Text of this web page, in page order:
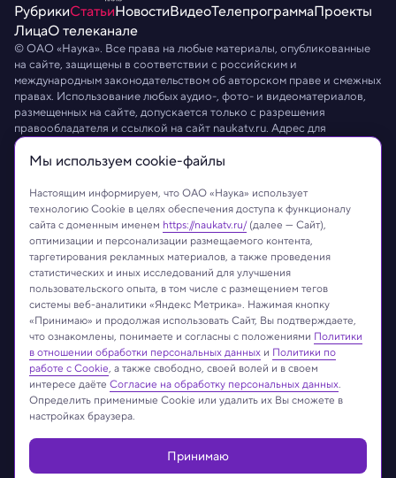
РубрикиСтатьиНовостиВидеоТелепрограммаПроекты
ЛицаО телеканале
© ОАО «Наука». Все права на любые материалы, опубликованные
на сайте, защищены в соответствии с российским и
международным законодательством об авторском праве и смежных
правах. Использование любых аудио-, фото- и видеоматериалов,
размещенных на сайте, допускается только с разрешения
правообладателя и ссылкой на сайт naukatv.ru. Адрес для
направления юридически значимых сообщений:
Обработка персональных данныхРабота с cookie-файлами
Мы используем сookie-файлы
Принимаю
Настоящим информируем, что ОАО «Наука» использует
технологию Cookie в целях обеспечения доступа к функционалу
сайта с доменным именем https://naukatv.ru/(далее — Сайт),
оптимизации и персонализации размещаемого контента,
таргетирования рекламных материалов, а также проведения
статистических и иных исследований для улучшения
пользовательского опыта, в том числе с размещением тегов
системы веб-аналитики «Яндекс Метрика». Нажимая кнопку
«Принимаю» и продолжая использовать Сайт, Вы подтверждаете,
что ознакомлены, понимаете и согласны с положениями Политики
в отношении обработки персональных данных и Политики по
работе с Cookie, а также свободно, своей волей и в своем
интересе даёте Согласие на обработку персональных данных.
Определить применимые Cookie или удалить их Вы сможете в
настройках браузера.